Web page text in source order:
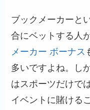
ブックメーカーと
合にベットする人
メーカー ボーナス
多いですよね。し
はスポーツだけで
イベントに賭ける